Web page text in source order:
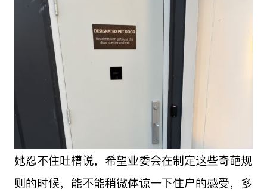
她忍不住吐槽说，希望业委会在制定这些奇葩规
则的时候，能不能稍微体谅一下住户的感受，多